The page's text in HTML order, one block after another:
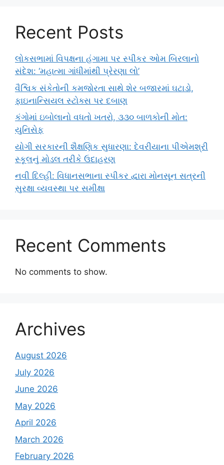
Recent Posts
લોકસભામાં વિપક્ષના હંગામા પર સ્પીકર ઓમ બિરલાનો
સંદેશ: ‘મહાત્મા ગાંધીમાંથી પ્રેરણા લો’
વૈશ્વિક સંકેતોની કમજોરતા સાથે શેર બજારમાં ઘટાડો,
ફાઇનાન્સિયલ સ્ટોક્સ પર દબાણ
કંગોમાં ઇબોલાનો વધતો ખતરો, ૩૩૦ બાળકોની મોત:
યુનિસેફ
યોગી સરકારની શૈક્ષણિક સુધારણા: દેવરીયાના પીએમશ્રી
સ્કૂલનું મોડલ તરીકે ઉદાહરણ
નવી દિલ્હી: વિધાનસભાના સ્પીકર દ્વારા મોનસૂન સત્રની
સુરક્ષા વ્યવસ્થા પર સમીક્ષા
Recent Comments
No comments to show.
Archives
August 2026
July 2026
June 2026
May 2026
April 2026
March 2026
February 2026